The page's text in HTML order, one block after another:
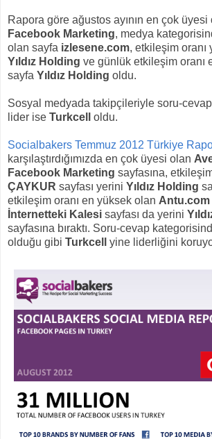
Rapora göre ağustos ayının en çok üyesi
Facebook Marketing, medya
olan sayfa izlesene.com, etkileşim oranı
Yıldız Holding ve günlük etkileşim oranı
sayfa Yıldız Holding oldu.
Sosyal medyada takipçileriyle soru-
lider ise Turkcell oldu.
Socialbakers Temmuz 2012 Türkiye
karşılaştırdığımızda en çok üyesi olan
Facebook Marketing sayfasına,
ÇAYKUR sayfası yerini Yıldız Holding
etkileşim oranı en yüksek olan
İnternetteki Kalesi sayfası da yerini
sayfasına bıraktı. Soru-cevap
olduğu gibi Turkcell yine liderliğini